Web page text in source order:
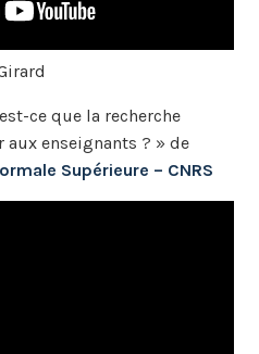
ce que la recherche
enseignants ? » de
Supérieure – CNRS